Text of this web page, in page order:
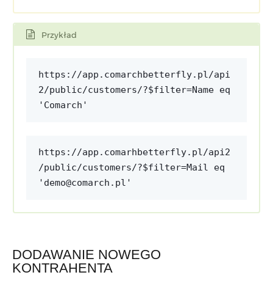
Przykład
https://app.comarchbetterfly.pl/api
2/public/customers/?$filter=Name eq
'Comarch'
https://app.comarhbetterfly.pl/api2
/public/customers/?$filter=Mail eq
'demo@comarch.pl'
DODAWANIE NOWEGO
KONTRAHENTA